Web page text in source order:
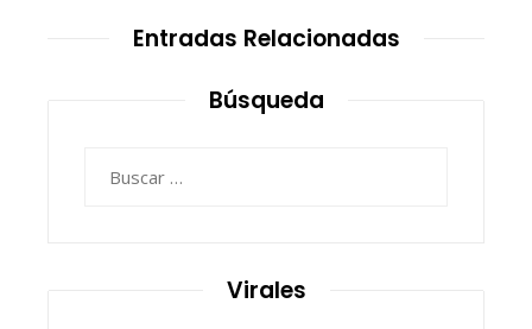
Entradas Relacionadas
Búsqueda
Virales